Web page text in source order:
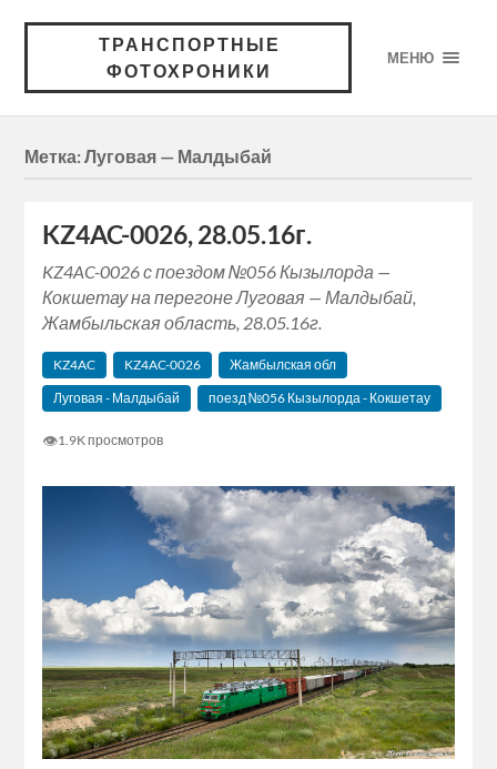
ТРАНСПОРТНЫЕ
ФОТОХРОНИКИ
МЕНЮ
Метка:Луговая — Малдыбай
KZ4AC-0026, 28.05.16г.
KZ4AC-0026 с поездом №056 Кызылорда —
Кокшетау на перегоне Луговая — Малдыбай,
Жамбыльская область, 28.05.16г.
KZ4AC KZ4AC-0026
Жамбылская обл
Луговая - Малдыбай
поезд №056 Кызылорда - Кокшетау
👁1.9K просмотров